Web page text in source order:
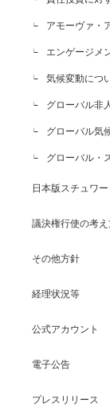
アモーヴァ・
エンゲージメ
気候変動につ
グローバル非
グローバル気
グローバル・
日本版スチュワ
議決権行使の考
その他方針
経理状況等
公式アカウント
電子公告
プレスリリース